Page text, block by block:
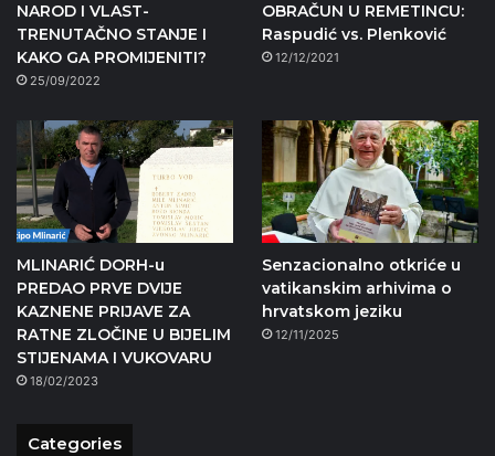
NAROD I VLAST-
TRENUTAČNO STANJE I
KAKO GA PROMIJENITI?
25/09/2022
OBRAČUN U REMETINCU:
Raspudić vs. Plenković
12/12/2021
MLINARIĆ DORH-u
PREDAO PRVE DVIJE
KAZNENE PRIJAVE ZA
RATNE ZLOČINE U BIJELIM
STIJENAMA I VUKOVARU
18/02/2023
Senzacionalno otkriće u
vatikanskim arhivima o
hrvatskom jeziku
12/11/2025
Categories